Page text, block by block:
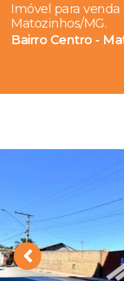
Imóvel para venda
Matozinhos/MG.
Bairro Centro -